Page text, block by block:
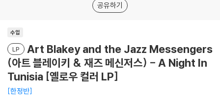
공유하기
수입
LP
Art Blakey and the Jazz Messengers
(아트 블레이키 & 재즈 메신저스) - A Night In
Tunisia [옐로우 컬러 LP]
한정반